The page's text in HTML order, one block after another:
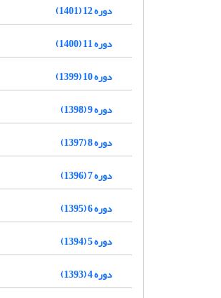
دوره 12 (1401)
دوره 11 (1400)
دوره 10 (1399)
دوره 9 (1398)
دوره 8 (1397)
دوره 7 (1396)
دوره 6 (1395)
دوره 5 (1394)
دوره 4 (1393)